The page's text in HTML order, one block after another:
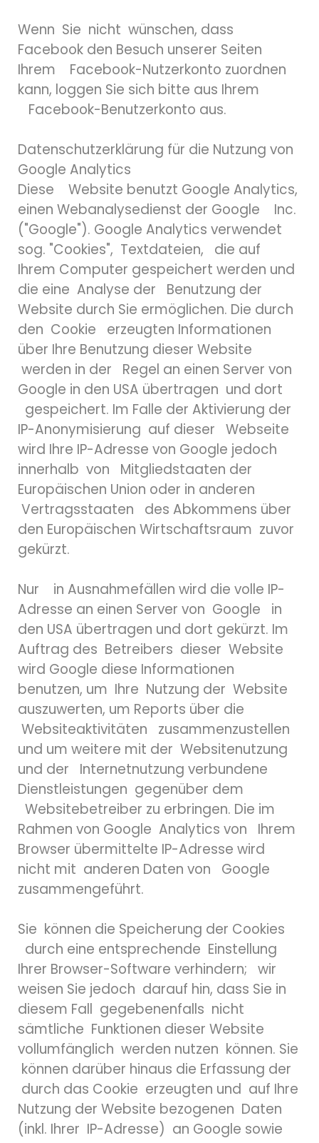
Wenn Sie nicht wünschen, dass
Facebook den Besuch unserer Seiten
Ihrem Facebook-Nutzerkonto zuordnen
kann, loggen Sie sich bitte aus Ihrem
Facebook-Benutzerkonto aus.
Datenschutzerklärung für die Nutzung von
Google Analytics
Diese Website benutzt Google Analytics,
einen Webanalysedienst der Google Inc.
("Google"). Google Analytics verwendet
sog. "Cookies", Textdateien, die auf
Ihrem Computer gespeichert werden und
die eine Analyse der Benutzung der
Website durch Sie ermöglichen. Die durch
den Cookie erzeugten Informationen
über Ihre Benutzung dieser Website
werden in der Regel an einen Server von
Google in den USA übertragen und dort
gespeichert. Im Falle der Aktivierung der
IP-Anonymisierung auf dieser Webseite
wird Ihre IP-Adresse von Google jedoch
innerhalb von Mitgliedstaaten der
Europäischen Union oder in anderen
Vertragsstaaten des Abkommens über
den Europäischen Wirtschaftsraum zuvor
gekürzt.
Nur in Ausnahmefällen wird die volle IP-
Adresse an einen Server von Google in
den USA übertragen und dort gekürzt. Im
Auftrag des Betreibers dieser Website
wird Google diese Informationen
benutzen, um Ihre Nutzung der Website
auszuwerten, um Reports über die
Websiteaktivitäten zusammenzustellen
und um weitere mit der Websitenutzung
und der Internetnutzung verbundene
Dienstleistungen gegenüber dem
Websitebetreiber zu erbringen. Die im
Rahmen von Google Analytics von Ihrem
Browser übermittelte IP-Adresse wird
nicht mit anderen Daten von Google
zusammengeführt.
Sie können die Speicherung der Cookies
durch eine entsprechende Einstellung
Ihrer Browser-Software verhindern; wir
weisen Sie jedoch darauf hin, dass Sie in
diesem Fall gegebenenfalls nicht
sämtliche Funktionen dieser Website
vollumfänglich werden nutzen können. Sie
können darüber hinaus die Erfassung der
durch das Cookie erzeugten und auf Ihre
Nutzung der Website bezogenen Daten
(inkl. Ihrer IP-Adresse) an Google sowie